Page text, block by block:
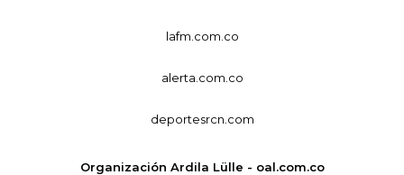
lafm.com.co
alerta.com.co
deportesrcn.com
Organización Ardila Lülle - oal.com.co